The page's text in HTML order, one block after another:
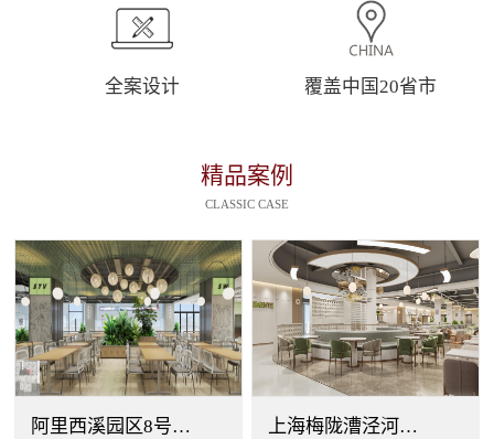
全案设计 覆盖中国20省市
精品案例
CLASSIC CASE
阿里西溪园区8号楼1层餐厅 上海梅陇漕泾河科技绿洲员工餐厅